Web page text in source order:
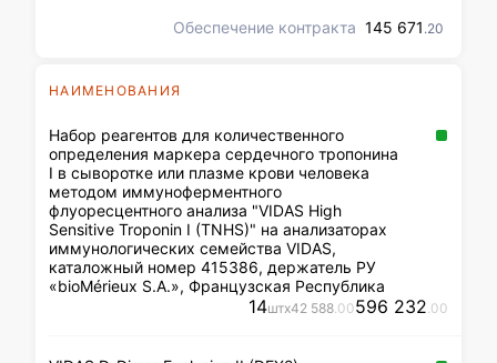
дом 6, склад.
Обеспечение контракта 145 671 .20
НАИМЕНОВАНИЯ
Набор реагентов для количественного
определения маркера сердечного тропонина
I в сыворотке или плазме крови человека
методом иммуноферментного
флуоресцентного анализа "VIDAS High
Sensitive Troponin I (TNHS)" на анализаторах
иммунологических семейства VIDAS,
каталожный номер 415386, держатель РУ
«bioMérieux S.A.», Французская Республика
14штx42 588.00596 232.00